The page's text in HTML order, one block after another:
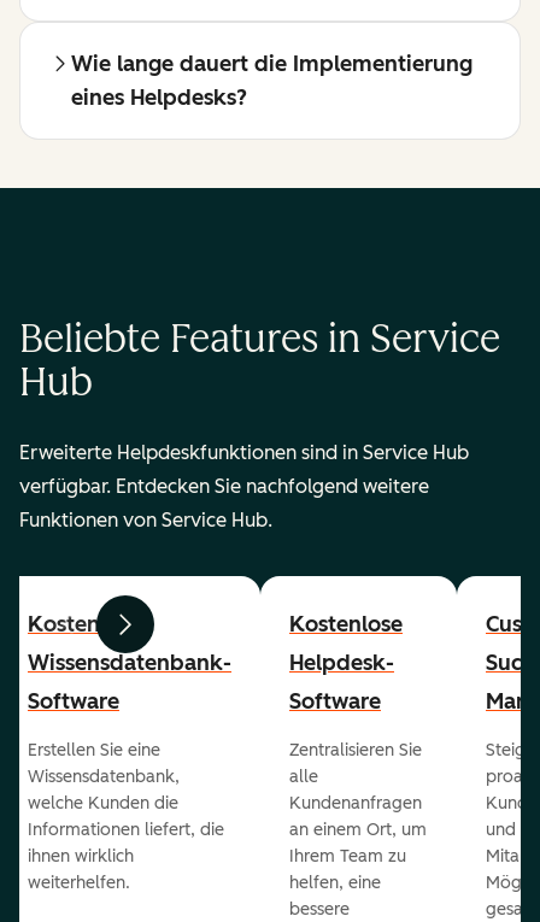
Wie lange dauert die Implementierung
eines Helpdesks?
Beliebte Features in Service
Hub
Erweiterte Helpdeskfunktionen sind in Service Hub
verfügbar. Entdecken Sie nachfolgend weitere
Funktionen von Service Hub.
ZurückWeiter
Kostenlose
Wissensdatenbank-
Software
Erstellen Sie eine
Wissensdatenbank,
welche Kunden die
Informationen liefert, die
ihnen wirklich
weiterhelfen.
Kostenlose
Helpdesk-
Software
Zentralisieren Sie
alle
Kundenanfragen
an einem Ort, um
Ihrem Team zu
helfen, eine
bessere
und